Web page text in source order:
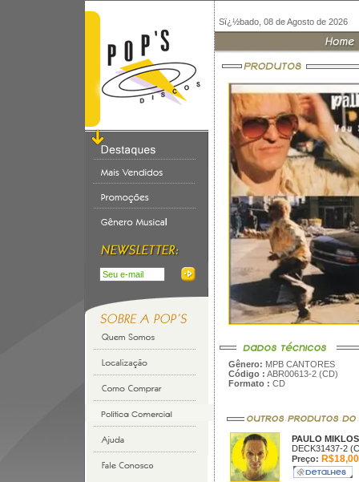
Sï¿½bado, 08 de Agosto de 2026
Gênero: MPB CANTORES
Código : ABR00613-2 (CD)
Formato : CD
PAULO
DECK31437-2
Preço: R$18,00